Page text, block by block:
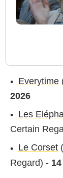
Everytime
2026
Les
Certain
Le Corset
Regard) -